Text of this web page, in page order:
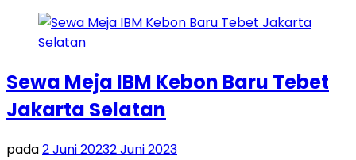
Sewa Meja IBM Kebon Baru Tebet
Jakarta Selatan
pada2 Juni 20232 Juni 2023